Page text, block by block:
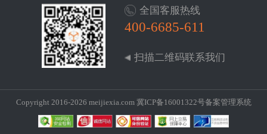
全国客服热线
400-6685-611
扫描二维码联系我们
Copyright 2016-2026 meijiexia.com 冀ICP备16001322号备案管理系统